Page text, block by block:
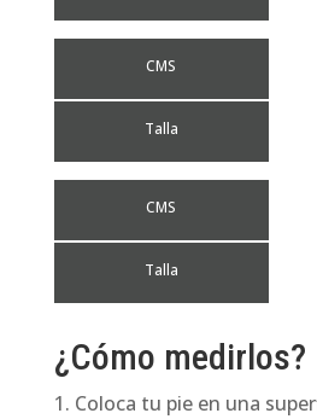
CMS
Talla
CMS
Talla
¿Cómo medirlos?
Coloca tu pie en una